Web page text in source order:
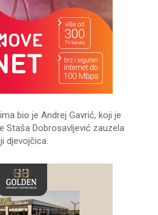
bio je Andrej Gavrić, koji je
Staša Dobrosavljević zauzela
djevojčica.